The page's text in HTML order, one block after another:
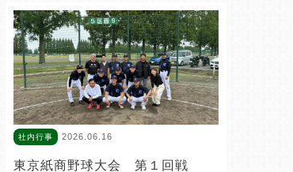
社内行事 2026.06.16
東京紙商野球大会 第１回戦